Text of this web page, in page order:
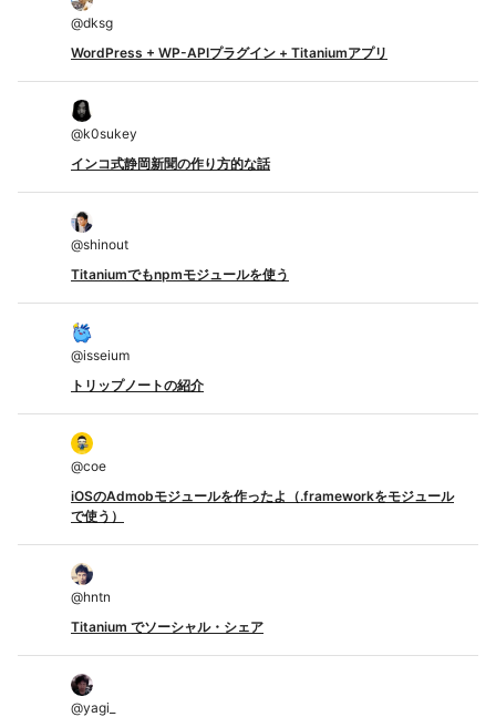
@dksg
WordPress + WP-APIプラグイン + Titaniumアプリ
@k0sukey
インコ式静岡新聞の作り方的な話
@shinout
Titaniumでもnpmモジュールを使う
@isseium
トリップノートの紹介
@coe
iOSのAdmobモジュールを作ったよ（.frameworkをモジュール
で使う）
@hntn
Titanium でソーシャル・シェア
@yagi_